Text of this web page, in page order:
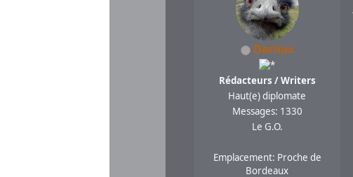
Dariius
Rédacteurs / Writers
Haut(e) diplomate
Messages: 1330
Le G.O.
Emplacement: Proche de
Bordeaux